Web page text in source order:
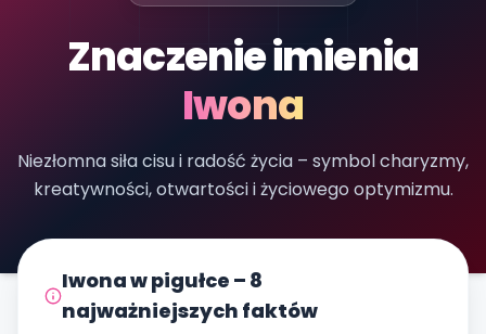
Znaczenie imienia
Iwona
Niezłomna siła cisu i radość życia – symbol charyzmy,
kreatywności, otwartości i życiowego optymizmu.
Iwona w pigułce – 8
najważniejszych faktów